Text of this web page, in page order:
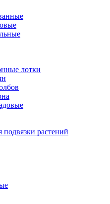
лотки
подвязки растений